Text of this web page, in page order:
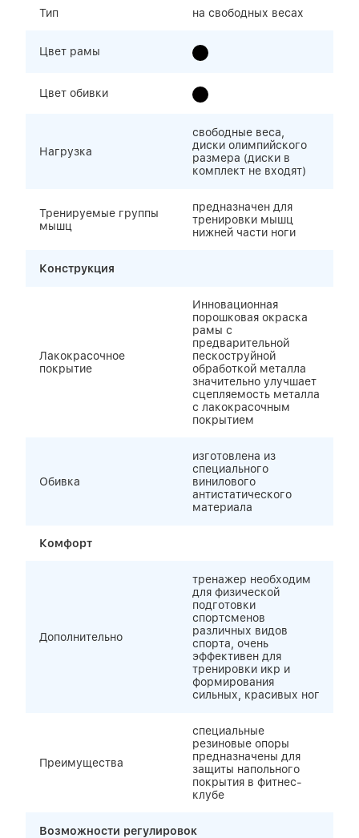
Тип на свободных весах
Цвет рамы
Цвет обивки
Нагрузка
свободные веса,
диски олимпийского
размера (диски в
комплект не входят)
Тренируемые группы
мышц
предназначен для
тренировки мышц
нижней части ноги
Конструкция
Лакокрасочное
покрытие
Инновационная
порошковая окраска
рамы с
предварительной
пескоструйной
обработкой металла
значительно улучшает
сцепляемость металла
с лакокрасочным
покрытием
Обивка
изготовлена из
специального
винилового
антистатического
материала
Комфорт
Дополнительно
тренажер необходим
для физической
подготовки
спортсменов
различных видов
спорта, очень
эффективен для
тренировки икр и
формирования
сильных, красивых ног
Преимущества
специальные
резиновые опоры
предназначены для
защиты напольного
покрытия в фитнес-
клубе
Возможности регулировок